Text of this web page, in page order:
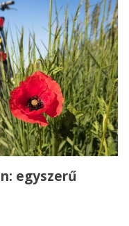
egyszerű